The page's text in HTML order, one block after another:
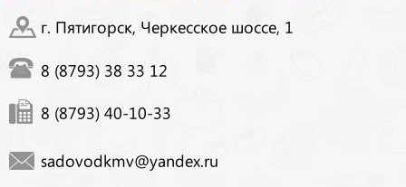
г. Пятигорск, Черкесское шоссе, 1
8 (8793) 38 33 12
8 (8793) 40-10-33
sadovodkmv@yandex.ru